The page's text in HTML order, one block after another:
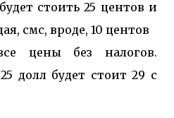
стоить 25 центов и
смс, вроде, 10 центов
цены без налогов.
долл будет стоит 29 с